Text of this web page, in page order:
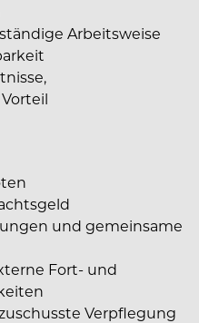
Arbeitsweise
und gemeinsame
Fort- und
Verpflegung